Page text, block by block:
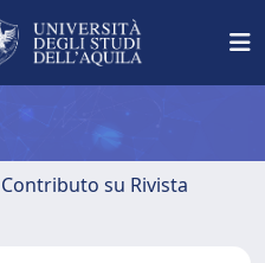
su Rivista